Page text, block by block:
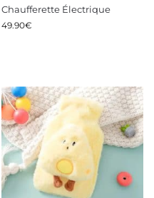
Chaufferette Électrique
49.90€